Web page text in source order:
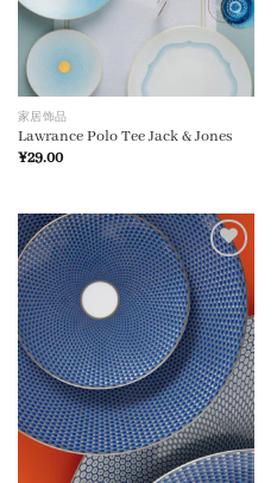
家居饰品
Lawrance Polo Tee Jack & Jones
¥29.00
加入
心愿
单